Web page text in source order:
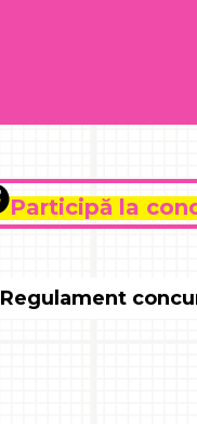
Participă la
Regulament